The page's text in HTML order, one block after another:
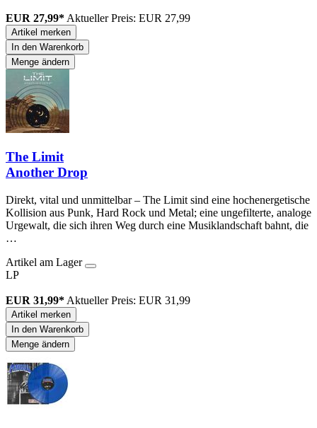
EUR 27,99* Aktueller Preis: EUR 27,99
Artikel merken
In den Warenkorb
Menge ändern
The Limit
Another Drop
Direkt, vital und unmittelbar – The Limit sind eine hochenergetische
Kollision aus Punk, Hard Rock und Metal; eine ungefilterte, analoge
Urgewalt, die sich ihren Weg durch eine Musiklandschaft bahnt, die
…
Artikel am Lager
LP
EUR 31,99* Aktueller Preis: EUR 31,99
Artikel merken
In den Warenkorb
Menge ändern